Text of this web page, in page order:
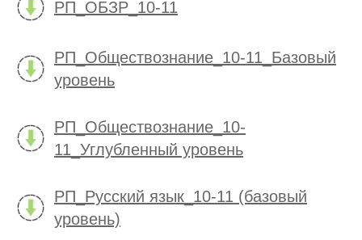
РП_ОБЗР_10-11
РП_Обществознание_10-11_Базовый
уровень
РП_Обществознание_10-
11_Углубленный уровень
РП_Русский язык_10-11 (базовый
уровень)